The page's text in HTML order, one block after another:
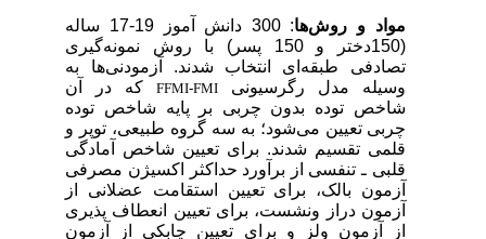
مواد و روش‌ها
: 300 دانش آموز 19-17 ساله
(150دختر و 150 پسر) با روش نمونه‌گیری
تصادفی طبقه‌ای انتخاب شدند. آزمودنی‌ها به
وسیله مدل رگرسیونی FFMI-FMIکه در آن
شاخص توده بدون چربی بر پایه شاخص توده
چربی تعیین می‌شود؛ به سه گروه طبیعی، توپر و
قلمی تقسیم شدند. برای تعیین شاخص آمادگی
قلبی ـ تنفسی از برآورد حداکثر اکسیژن مصرفی
آزمون بالک، برای تعیین استقامت عضلانی از
آزمون دراز ونشست، برای تعیین انعطاف پذیری
از آزمون ولز و برای تعیین چابکی از آزمون